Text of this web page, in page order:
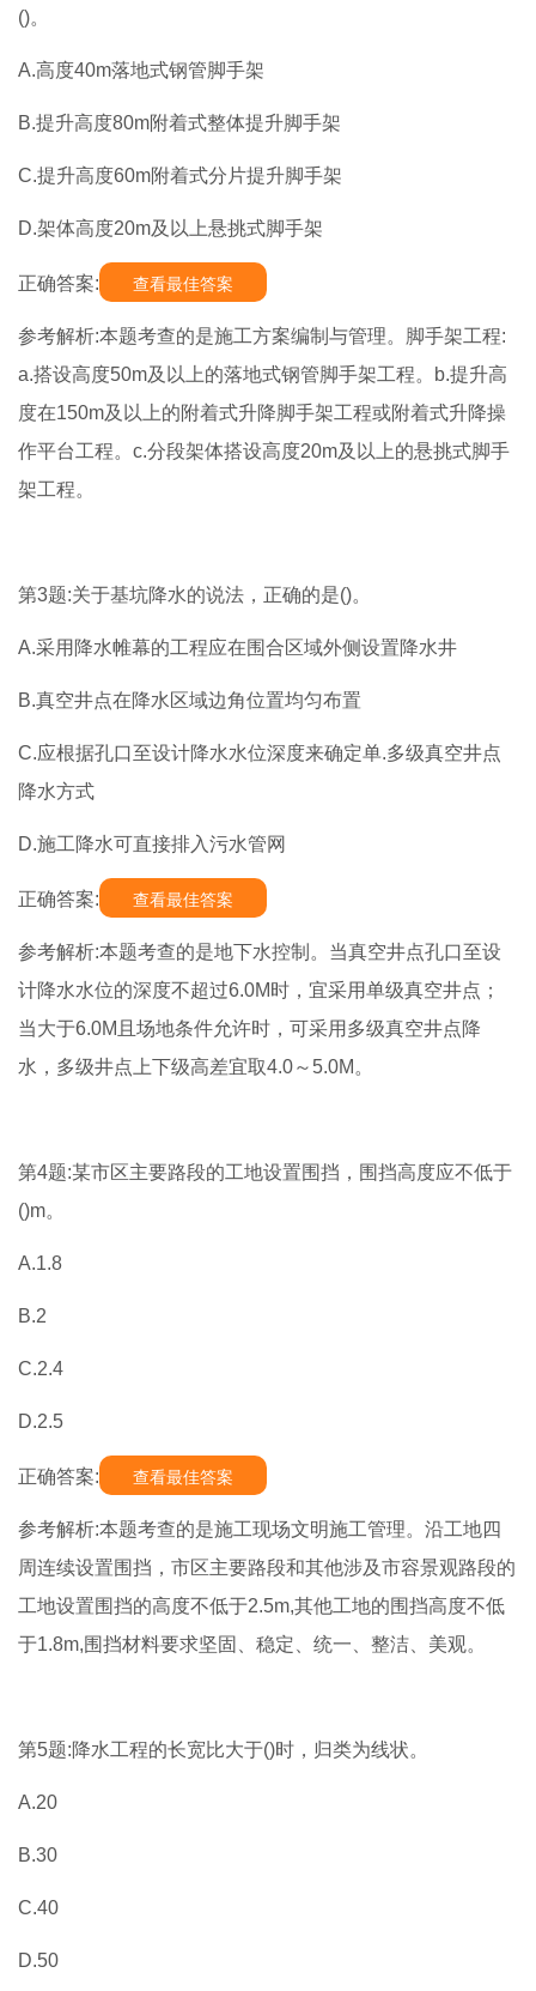
()。
A.高度40m落地式钢管脚手架
B.提升高度80m附着式整体提升脚手架
C.提升高度60m附着式分片提升脚手架
D.架体高度20m及以上悬挑式脚手架
正确答案: 查看最佳答案
参考解析:本题考查的是施工方案编制与管理。脚手架工程:
a.搭设高度50m及以上的落地式钢管脚手架工程。b.提升高
度在150m及以上的附着式升降脚手架工程或附着式升降操
作平台工程。c.分段架体搭设高度20m及以上的悬挑式脚手
架工程。
第3题:关于基坑降水的说法，正确的是()。
A.采用降水帷幕的工程应在围合区域外侧设置降水井
B.真空井点在降水区域边角位置均匀布置
C.应根据孔口至设计降水水位深度来确定单.多级真空井点
降水方式
D.施工降水可直接排入污水管网
正确答案: 查看最佳答案
参考解析:本题考查的是地下水控制。当真空井点孔口至设
计降水水位的深度不超过6.0M时，宜采用单级真空井点；
当大于6.0M且场地条件允许时，可采用多级真空井点降
水，多级井点上下级高差宜取4.0～5.0M。
第4题:某市区主要路段的工地设置围挡，围挡高度应不低于
()m。
A.1.8
B.2
C.2.4
D.2.5
正确答案: 查看最佳答案
参考解析:本题考查的是施工现场文明施工管理。沿工地四
周连续设置围挡，市区主要路段和其他涉及市容景观路段的
工地设置围挡的高度不低于2.5m,其他工地的围挡高度不低
于1.8m,围挡材料要求坚固、稳定、统一、整洁、美观。
第5题:降水工程的长宽比大于()时，归类为线状。
A.20
B.30
C.40
D.50